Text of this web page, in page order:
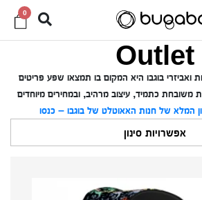
0
Outlet
המקום בו תמצאו שפע פריטים
משובחת כתמיד, עיצוב מרהיב, ובמחירים מיוחדים
המלא של חנות האאוטלט של בוגבו – כנסו
אפשרויות סינון